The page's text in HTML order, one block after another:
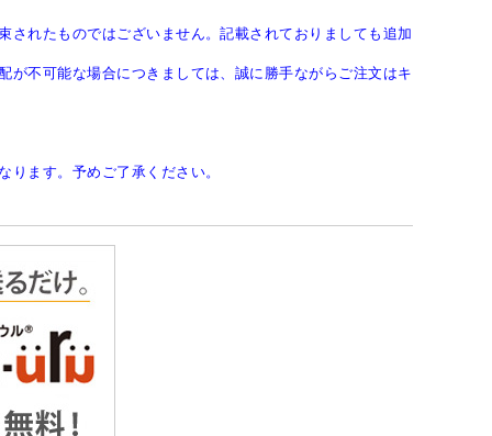
れたものではございません。記載されておりましても追加
不可能な場合につきましては、誠に勝手ながらご注文はキ
ます。予めご了承ください。